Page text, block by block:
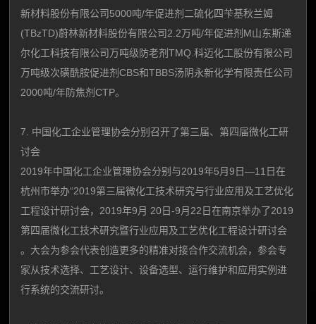
新材料股份有限公司5000吨/年促进剂二硫化四苄基秋兰姆
(TBzTD)蔚林新材料股份有限公司2.2万吨/年促进剂M山东斯递
尔化工科技有限公司万吨级防老剂TMQ.科迈化工股份有限公司
万吨级次磺酰胺促进剂CBS和TBBS汤阴永新化学有限责任公司
2000吨/年防焦剂CTP。
7. 中国化工企业管理协会分别召开了第三届、第四届微化工研
讨会
2019年中国化工企业管理协会分别与2019年5月9日—11日在
杭州市举办“2019第三届微化工技术研究与行业应用及工艺优化
工程设计研讨会，2019年9月 20日-9月22日在南京举办了2019
第四届微化工技术研究暨行业应用及工艺优化工程设计研讨会
。大会为参会代表创造更多的精准对接合作交流机会，参会专
家从技术选择、工艺设计、设备选型、运行维护和应用实例进
行系统的交流研讨。